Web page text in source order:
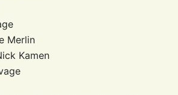
Merlin
Kamen